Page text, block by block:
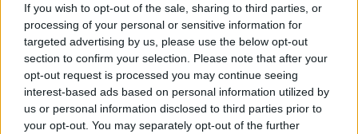
If you wish to opt-out of the sale, sharing to third parties, or
processing of your personal or sensitive information for
targeted advertising by us, please use the below opt-out
section to confirm your selection. Please note that after your
opt-out request is processed you may continue seeing
interest-based ads based on personal information utilized by
us or personal information disclosed to third parties prior to
your opt-out. You may separately opt-out of the further
ίδρυμα της Ιεράς Μητροπόλεως
Θεσσαλονίκης «Αγκαλιά Κωνσταντίνου και
Αναστασίας Μανούσογλου».
«Επιπλέον, έχουμε δομές που λειτουργούν
σταθερά, όλο το χρόνο, όπως τράπεζες
αίματος, κοινωνικά φροντιστήρια και